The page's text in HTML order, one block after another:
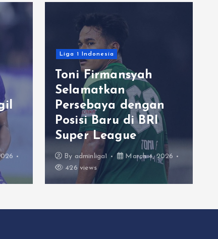
Liga 1 Indonesia
Toni Firmansyah
Selamatkan
Persebaya dengan
Posisi Baru di BRI
Super League
By adminliga1
March 4, 2026
426 views